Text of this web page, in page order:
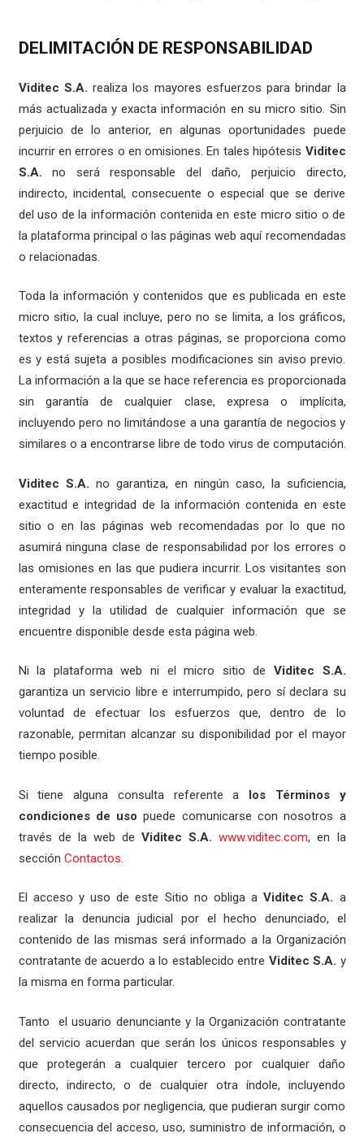
DELIMITACIÓN DE RESPONSABILIDAD
Viditec S.A. realiza los mayores esfuerzos para brindar la
más actualizada y exacta información en su micro sitio. Sin
perjuicio de lo anterior, en algunas oportunidades puede
incurrir en errores o en omisiones. En tales hipótesis Viditec
S.A.no será responsable del daño, perjuicio directo,
indirecto, incidental, consecuente o especial que se derive
del uso de la información contenida en este micro sitio o de
la plataforma principal o las páginas web aquí recomendadas
o relacionadas.
Toda la información y contenidos que es publicada en este
micro sitio, la cual incluye, pero no se limita, a los gráficos,
textos y referencias a otras páginas, se proporciona como
es y está sujeta a posibles modificaciones sin aviso previo.
La información a la que se hace referencia es proporcionada
sin garantía de cualquier clase, expresa o implícita,
incluyendo pero no limitándose a una garantía de negocios y
similares o a encontrarse libre de todo virus de computación.
Viditec S.A. no garantiza, en ningún caso, la suficiencia,
exactitud e integridad de la información contenida en este
sitio o en las páginas web recomendadas por lo que no
asumirá ninguna clase de responsabilidad por los errores o
las omisiones en las que pudiera incurrir. Los visitantes son
enteramente responsables de verificar y evaluar la exactitud,
integridad y la utilidad de cualquier información que se
encuentre disponible desde esta página web.
Ni la plataforma web ni el micro sitio de Viditec S.A.
garantiza un servicio libre e interrumpido, pero sí declara su
voluntad de efectuar los esfuerzos que, dentro de lo
razonable, permitan alcanzar su disponibilidad por el mayor
tiempo posible.
Si tiene alguna consulta referente a los Términos y
condiciones de usopuede comunicarse con nosotros a
través de la web deViditec S.A. www.viditec.com, en la
sección Contactos.
El acceso y uso de este Sitio no obliga aViditec S.A. a
realizar la denuncia judicial por el hecho denunciado, el
contenido de las mismas será informado a la Organización
contratante de acuerdo a lo establecido entre Viditec S.A. y
la misma en forma particular.
Tanto el usuario denunciante y la Organización contratante
del servicio acuerdan que serán los únicos responsables y
que protegerán a cualquier tercero por cualquier daño
directo, indirecto, o de cualquier otra índole, incluyendo
aquellos causados por negligencia, que pudieran surgir como
consecuencia del acceso, uso, suministro de información, o